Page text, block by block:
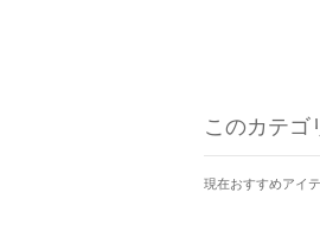
このカテゴ
現在おすすめアイ